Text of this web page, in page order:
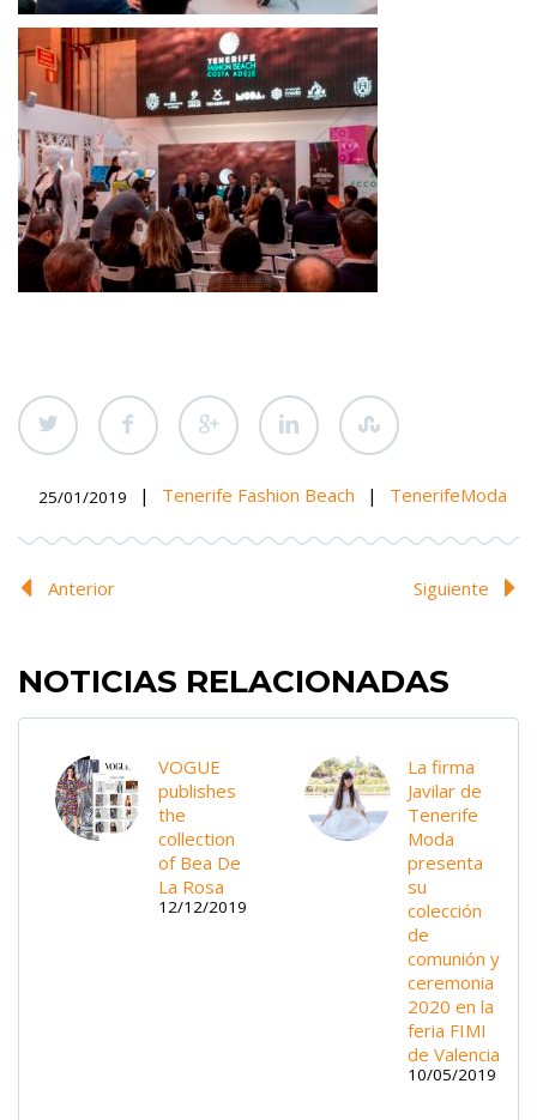
25/01/2019 | Tenerife Fashion Beach | TenerifeModa
Anterior Siguiente
NOTICIAS RELACIONADAS
VOGUE
publishes
the
collection
of Bea De
La Rosa
12/12/2019
La firma
Javilar de
Tenerife
Moda
presenta
su
colección
de
comunión y
ceremonia
2020 en la
feria FIMI
de Valencia
10/05/2019